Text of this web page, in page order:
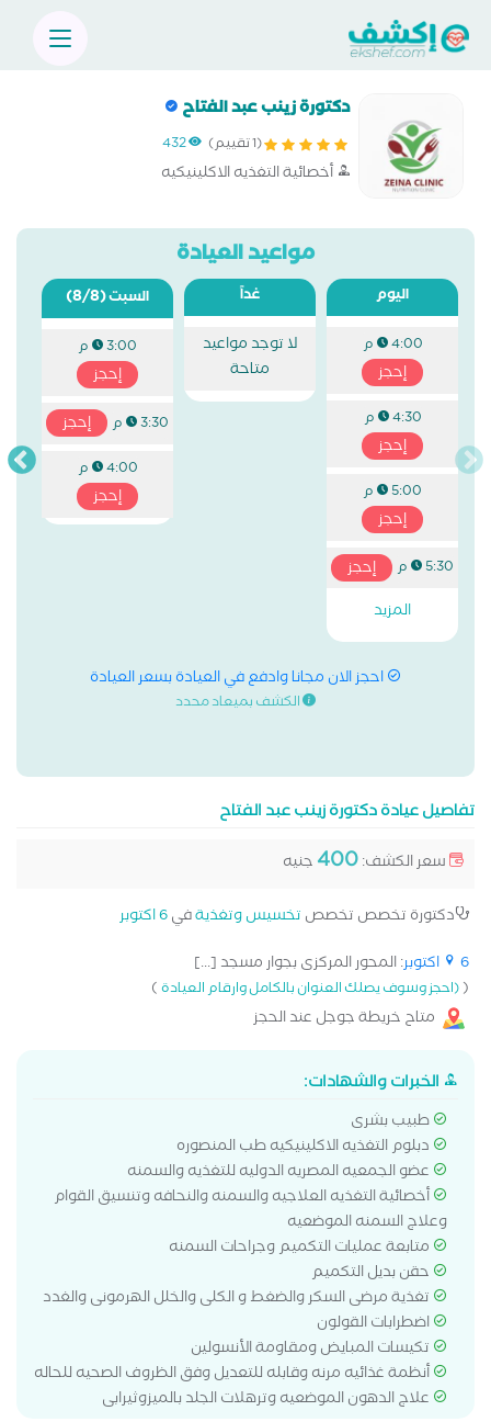
دكتورة زينب عبد الفتاح
(1 تقييم) 432
أخصائية التغذيه الاكلينيكيه
مواعيد العيادة
اليوم
4:00 م
إحجز
4:30 م
إحجز
5:00 م
إحجز
5:30 م
إحجز
المزيد
غداً
لا توجد مواعيد
متاحة
السبت(8/8)
3:00 م
إحجز
3:30 م إحجز
4:00 م
إحجز
احجز الان مجانا وادفع في العيادة بسعر العيادة
الكشف بميعاد محدد
تفاصيل عيادة دكتورة زينب عبد الفتاح
سعر الكشف:400 جنيه
دكتورة تخصص تخصص تخسيس وتغذيةفي6 اكتوبر
6 اكتوبر
: المحور المركزى بجوار مسجد [...]
((احجز وسوف يصلك العنوان بالكامل وارقام العيادة)
متاح خريطة جوجل عند الحجز
الخبرات والشهادات:
طبيب بشرى
دبلوم التغذيه الاكلينيكيه طب المنصوره
عضو الجمعيه المصريه الدوليه للتغذيه والسمنه
أخصائية التغذيه العلاجيه والسمنه والنحافه وتنسيق القوام
وعلاج السمنه الموضعيه
متابعة عمليات التكميم وجراحات السمنه
حقن بديل التكميم
تغذية مرضى السكر والضغط و الكلى والخلل الهرمونى والغدد
اضطرابات القولون
تكيسات المبايض ومقاومة الأنسولين
أنظمة غذائيه مرنه وقابله للتعديل وفق الظروف الصحيه للحاله
علاج الدهون الموضعيه وترهلات الجلد بالميزوثيرابى